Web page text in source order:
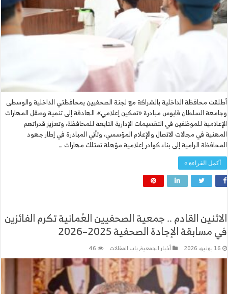
أطلقت محافظة الداخلية بالشراكة مع لجنة الصحفيين بمحافظتي الداخلية والوسطى
وجامعة السلطان قابوس مبادرة «تمكين إعلامي»، الهادفة إلى تنمية وصقل المهارات
الإعلامية للموظفين في التقسيمات الإدارية التابعة للمحافظة، وتعزيز قدراتهم
المهنية في مجالات الاتصال والإعلام المؤسسي، وتأتي المبادرة في إطار جهود
المحافظة الرامية إلى بناء كوادر إعلامية مؤهلة تمتلك مهارات …
أكمل القراءة »
الاثنين القادم .. جمعية الصحفيين العُمانية تكرم الفائزين
في مسابقة الإجادة الصحفية 2025–2026
16 يونيو، 2026 أخبار الجمعية,باب المقالات 46